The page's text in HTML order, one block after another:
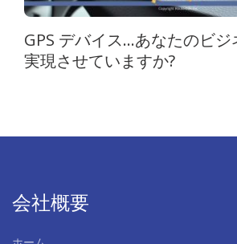
GPS デバイス…あなたのビジ
実現させていますか?
会社概要